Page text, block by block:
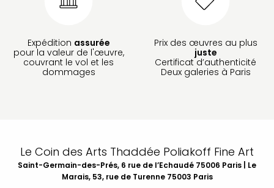
Expédition assurée
pour la valeur de l'œuvre,
couvrant le vol et les
dommages
Prix des œuvres au plus
juste
Certificat d’authenticité
Deux galeries à Paris
Le Coin des Arts Thaddée Poliakoff Fine Art
Saint-Germain-des-Prés, 6 rue de l’Echaudé 75006 Paris | Le
Marais, 53, rue de Turenne 75003 Paris